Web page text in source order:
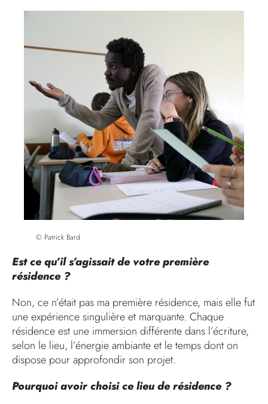
© Patrick Bard
Est ce qu’il s’agissait de votre première
résidence ?
Non, ce n’était pas ma première résidence, mais elle fut
une expérience singulière et marquante. Chaque
résidence est une immersion différente dans l’écriture,
selon le lieu, l’énergie ambiante et le temps dont on
dispose pour approfondir son projet.
Pourquoi avoir choisi ce lieu de résidence ?